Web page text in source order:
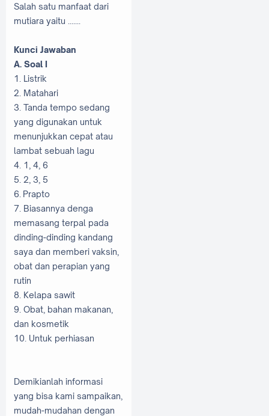
Salah satu manfaat dari
mutiara yaitu .......
Kunci Jawaban
A. Soal I
1. Listrik
2. Matahari
3. Tanda tempo sedang
yang digunakan untuk
menunjukkan cepat atau
lambat sebuah lagu
4. 1, 4, 6
5. 2, 3, 5
6. Prapto
7. Biasannya denga
memasang terpal pada
dinding-dinding kandang
saya dan memberi vaksin,
obat dan perapian yang
rutin
8. Kelapa sawit
9. Obat, bahan makanan,
dan kosmetik
10. Untuk perhiasan
Demikianlah informasi
yang bisa kami sampaikan,
mudah-mudahan dengan